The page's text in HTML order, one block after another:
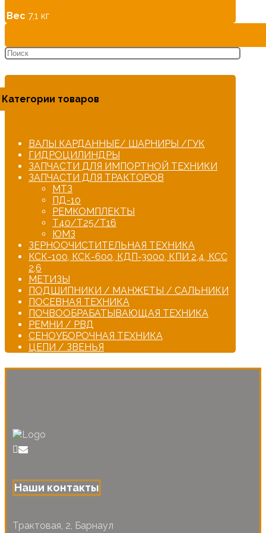
Вес 7,1 кг
Категории товаров
ВАЛЫ КАРДАННЫЕ/ ШАРНИРЫ /ГУК
ГИДРОЦИЛИНДРЫ
ЗАПЧАСТИ ДЛЯ ИМПОРТНОЙ ТЕХНИКИ
ЗАПЧАСТИ ДЛЯ ТРАКТОРОВ
МТЗ
ПД-10
РЕМКОМПЛЕКТЫ
Т40/Т25/Т16
ЮМЗ
ЗЕРНООЧИСТИТЕЛЬНАЯ ТЕХНИКА
КСК-100, КСК-600, КДП-3000, КПИ 2,4, КСС
2,6
МЕТИЗЫ
ПОДШИПНИКИ / МАНЖЕТЫ / САЛЬНИКИ
ПОСЕВНАЯ ТЕХНИКА
ПОЧВООБРАБАТЫВАЮЩАЯ ТЕХНИКА
РЕМНИ / РВД
СЕНОУБОРОЧНАЯ ТЕХНИКА
ЦЕПИ / ЗВЕНЬЯ
Наши контакты
Трактовая, 2, Барнаул